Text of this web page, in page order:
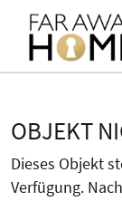
OBJEKT
Dieses Objekt
Verfügung.